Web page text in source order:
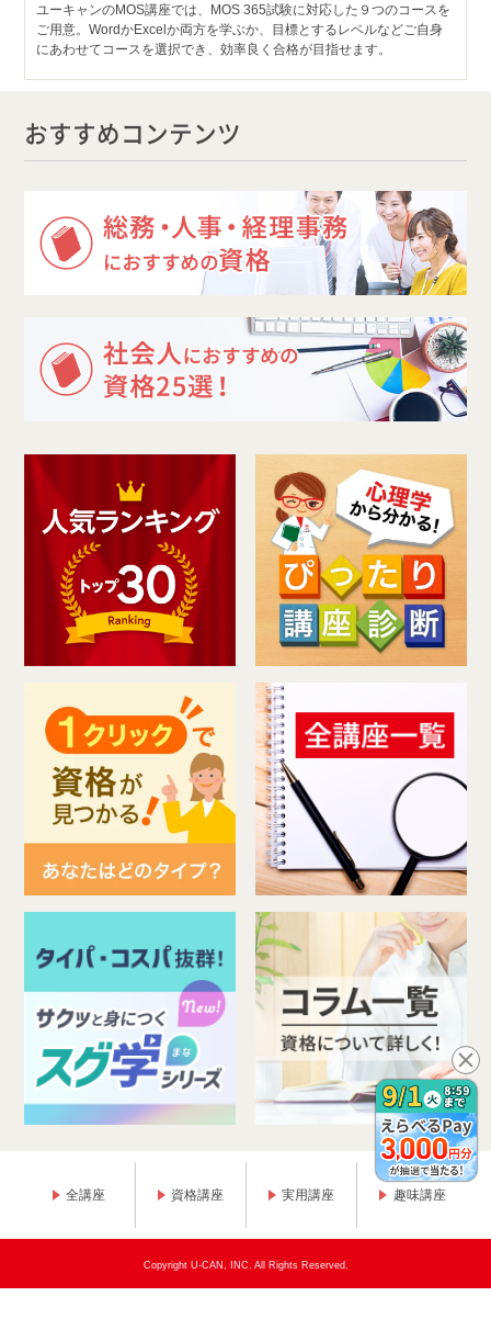
ユーキャンのMOS講座では、MOS 365試験に対応した９つのコースを
ご用意。WordかExcelか両方を学ぶか、目標とするレベルなどご自身
にあわせてコースを選択でき、効率良く合格が目指せます。
おすすめコンテンツ
全講座 資格講座 実用講座 趣味講座
Copyright U-CAN, INC. All Rights Reserved.